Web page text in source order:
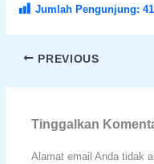
Jumlah Pengunjung:
PREVIOUS
Tinggalkan
Alamat email Anda tidak